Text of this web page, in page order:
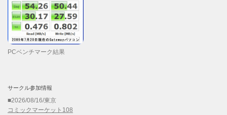
PCベンチマーク結果
サークル参加情報
■2026/08/16/東京
コミックマーケット108